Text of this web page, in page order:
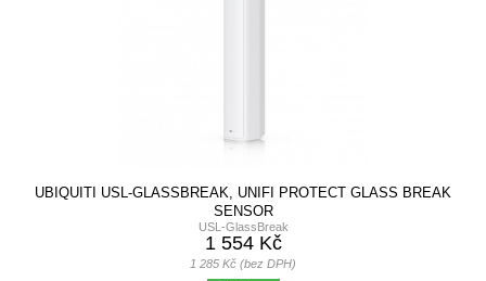
UBIQUITI USL-GLASSBREAK, UNIFI PROTECT GLASS BREAK
SENSOR
USL-GlassBreak
1 554 Kč
1 285 Kč (bez DPH)